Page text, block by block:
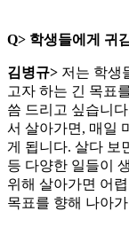
Q> 학생들에게 귀
김병규> 저는 학생
고자 하는 긴 목표
씀 드리고 싶습니
서 살아가면, 매일
게 됩니다. 살다 보
등 다양한 일들이
위해 살아가면 어
목표를 향해 나아